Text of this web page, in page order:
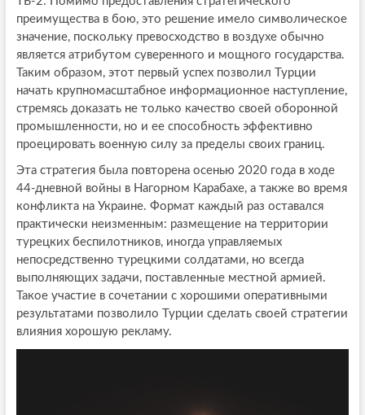
преимущества в бою, это решение имело символическое
значение, поскольку превосходство в воздухе обычно
является атрибутом суверенного и мощного государства.
Таким образом, этот первый успех позволил Турции
начать крупномасштабное информационное наступление,
стремясь доказать не только качество своей оборонной
промышленности, но и ее способность эффективно
проецировать военную силу за пределы своих границ.
Эта стратегия была повторена осенью 2020 года в ходе
44-дневной войны в Нагорном Карабахе, а также во время
конфликта на Украине. Формат каждый раз оставался
практически неизменным: размещение на территории
турецких беспилотников, иногда управляемых
непосредственно турецкими солдатами, но всегда
выполняющих задачи, поставленные местной армией.
Такое участие в сочетании с хорошими оперативными
результатами позволило Турции сделать своей стратегии
влияния хорошую рекламу.